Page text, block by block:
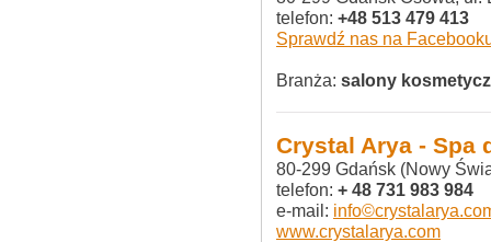
telefon: +48 513 479 413
Sprawdź nas na
Branża: salony
Crystal Arya - Spa
80-299 Gdańsk (Nowy
telefon: + 48 731 983 984
e-mail:
www.crystalarya.com